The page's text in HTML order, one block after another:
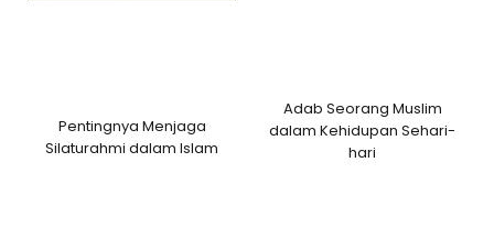
Pentingnya Menjaga
Silaturahmi dalam Islam
Adab Seorang Muslim
dalam Kehidupan Sehari-
hari